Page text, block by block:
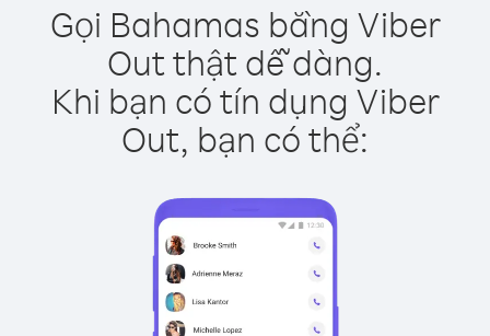
Gọi Bahamas bằng Viber
Out thật dễ dàng.
Khi bạn có tín dụng Viber
Out, bạn có thể: